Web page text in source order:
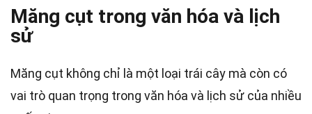
Măng cụt trong văn hóa và lịch
sử
Măng cụt không chỉ là một loại trái cây mà còn có
vai trò quan trọng trong văn hóa và lịch sử của nhiều